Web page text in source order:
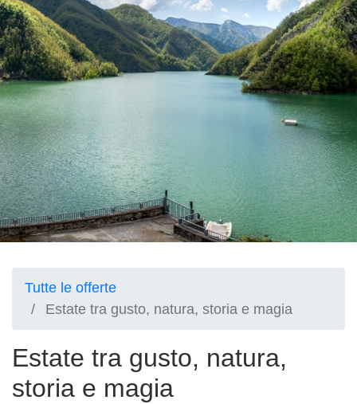
Tutte le offerte
Estate tra gusto, natura, storia e magia
Estate tra gusto, natura,
storia e magia